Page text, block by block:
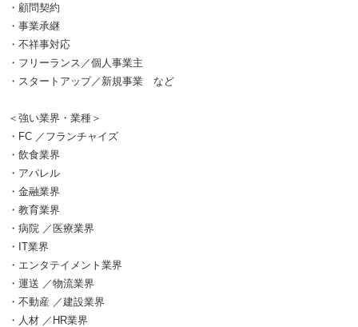
・顧問契約
・事業承継
・不祥事対応
・フリーランス／個人事業主
・スタートアップ／新規事業 など
＜強い業界・業種＞
・FC ／フランチャイズ
・飲食業界
・アパレル
・金融業界
・教育業界
・病院 ／医療業界
・IT業界
・エンタテイメント業界
・運送 ／物流業界
・不動産 ／建設業界
・人材 ／HR業界